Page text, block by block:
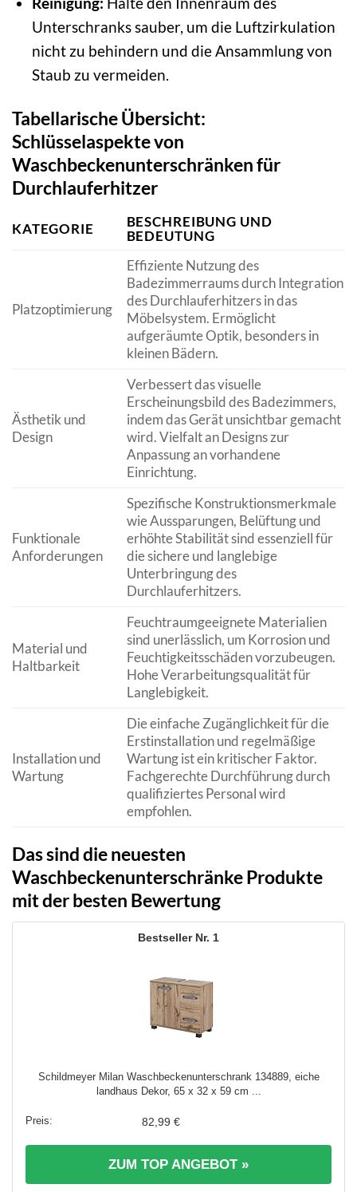
Unterschranks sauber, um die Luftzirkulation
nicht zu behindern und die Ansammlung von
Staub zu vermeiden.
Tabellarische Übersicht:
Schlüsselaspekte von
Waschbeckenunterschränken für
Durchlauferhitzer
KATEGORIE
BESCHREIBUNG UND
BEDEUTUNG
Platzoptimierung
Effiziente Nutzung des
Badezimmerraums durch Integration
des Durchlauferhitzers in das
Möbelsystem. Ermöglicht
aufgeräumte Optik, besonders in
kleinen Bädern.
Ästhetik und
Design
Verbessert das visuelle
Erscheinungsbild des Badezimmers,
indem das Gerät unsichtbar gemacht
wird. Vielfalt an Designs zur
Anpassung an vorhandene
Einrichtung.
Funktionale
Anforderungen
Spezifische Konstruktionsmerkmale
wie Aussparungen, Belüftung und
erhöhte Stabilität sind essenziell für
die sichere und langlebige
Unterbringung des
Durchlauferhitzers.
Material und
Haltbarkeit
Feuchtraumgeeignete Materialien
sind unerlässlich, um Korrosion und
Feuchtigkeitsschäden vorzubeugen.
Hohe Verarbeitungsqualität für
Langlebigkeit.
Installation und
Wartung
Die einfache Zugänglichkeit für die
Erstinstallation und regelmäßige
Wartung ist ein kritischer Faktor.
Fachgerechte Durchführung durch
qualifiziertes Personal wird
empfohlen.
Das sind die neuesten
Waschbeckenunterschränke Produkte
mit der besten Bewertung
1
Schildmeyer Milan Waschbeckenunterschrank 134889, eiche
landhaus Dekor, 65 x 32 x 59 cm ...
82,99 €
ZUM TOP ANGEBOT »